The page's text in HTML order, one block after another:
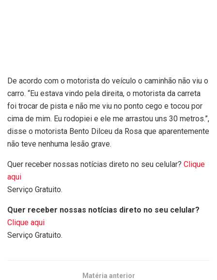
De acordo com o motorista do veículo o caminhão não viu o
carro. “Eu estava vindo pela direita, o motorista da carreta
foi trocar de pista e não me viu no ponto cego e tocou por
cima de mim. Eu rodopiei e ele me arrastou uns 30 metros.”,
disse o motorista Bento Dilceu da Rosa que aparentemente
não teve nenhuma lesão grave.
Quer receber nossas notícias direto no seu celular? Clique
aqui
Serviço Gratuito.
Quer receber nossas notícias direto no seu celular?
Clique aqui
Serviço Gratuito.
Matéria anterior